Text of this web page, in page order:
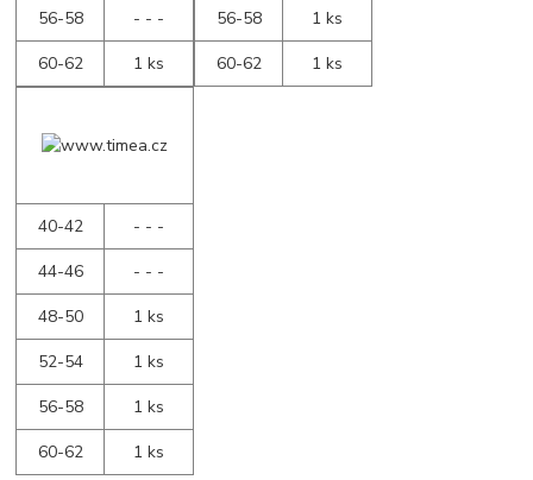
56-58
- - -
60-62
1 ks
56-58
1 ks
60-62
1 ks
40-42
- - -
44-46
- - -
48-50
1 ks
52-54
1 ks
56-58
1 ks
60-62
1 ks